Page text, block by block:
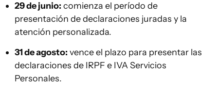
29 de junio: comienza el período de
presentación de declaraciones juradas y la
atención personalizada.
31 de agosto: vence el plazo para presentar las
declaraciones de IRPF e IVA Servicios
Personales.